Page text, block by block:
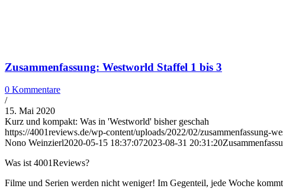
Zusammenfassung: Westworld Staffel 1 bis 3
0 Kommentare
/
15. Mai 2020
Kurz und kompakt: Was in 'Westworld' bisher geschah
https://4001reviews.de/wp-content/uploads/2022/02/zusammenfassung-
Nono Weinzierl2020-05-15 18:37:072023-08-31 20:31:20
Was ist 4001Reviews?
Filme und Serien werden nicht weniger! Im Gegenteil, jede Woche